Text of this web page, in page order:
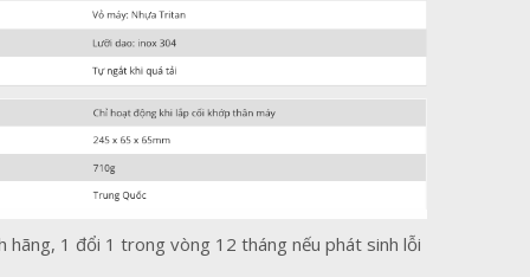
hãng, 1 đổi 1 trong vòng 12 tháng nếu phát sinh lỗi